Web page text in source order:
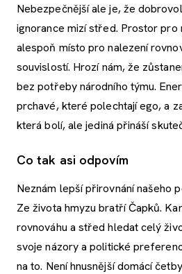
Nebezpečnější ale je, že
ignorance mizí střed. Prostor pro
alespoň místo pro nalezení
souvislostí. Hrozí nám, že
bez potřeby národního týmu.
prchavé, které polechtají ego, a
která bolí, ale jediná přináší
Co tak asi odpovím
Neznám lepší přirovnání našeho
Ze života hmyzu bratří Čapků.
rovnováhu a střed hledat celý
svoje názory a politické
na to. Není hnusnější domácí